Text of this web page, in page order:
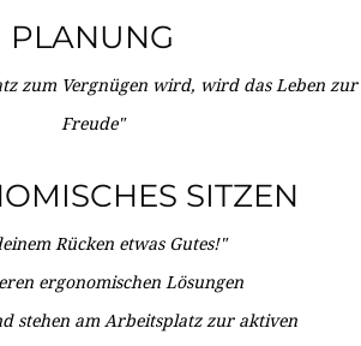
PLANUNG
zum Vergnügen wird, wird das Leben zur
Freude"
SITZEN
Rücken etwas Gutes!"
ergonomischen Lösungen
stehen am Arbeitsplatz zur aktiven